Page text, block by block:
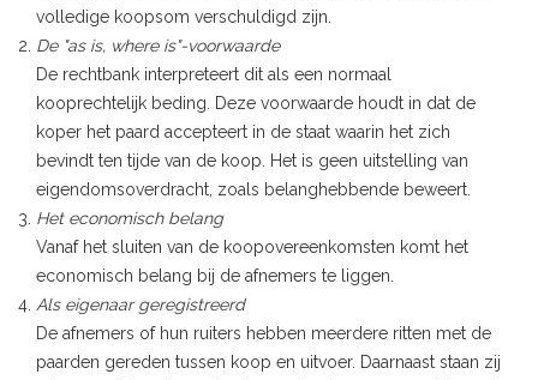
volledige koopsom verschuldigd zijn.
De "as is, where is"-voorwaarde
De rechtbank interpreteert dit als een normaal
kooprechtelijk beding. Deze voorwaarde houdt in dat de
koper het paard accepteert in de staat waarin het zich
bevindt ten tijde van de koop. Het is geen uitstelling van
eigendomsoverdracht, zoals belanghebbende beweert.
Het economisch belang
Vanaf het sluiten van de koopovereenkomsten komt het
economisch belang bij de afnemers te liggen.
Als eigenaar geregistreerd
De afnemers of hun ruiters hebben meerdere ritten met de
paarden gereden tussen koop en uitvoer. Daarnaast staan zij